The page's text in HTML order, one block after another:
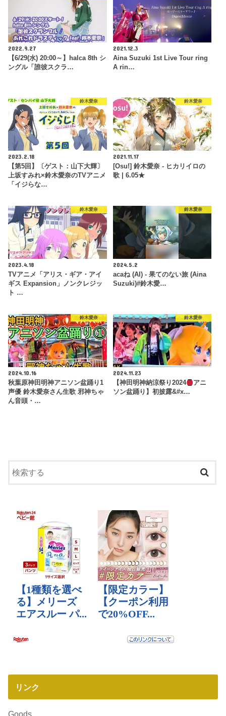
2022.9.27
【6/29(水) 20:00～】halca 8th シ
ングル「誰彼スクラ…
2021.12.3
Aina Suzuki 1st Live Tour ring
A rin…
鈴木愛奈
2023.2.18
【第5回】〔ゲスト：山下大輝〕
上坂すみれ×鈴木愛奈のTVアニメ
「イジらな…
鈴木愛奈
2021.11.17
[Osu!] 鈴木愛奈 - ヒカリイロの
歌 | 6.05★
鈴木愛奈
2023.4.18
TVアニメ「アリス・ギア・アイ
ギス Expansion」ノンクレジッ
ト …
鈴木愛奈
2024.5.2
acaね (AI) - 果てのない旅 (Aina
Suzuki)#鈴木愛…
鈴木愛奈
2024.10.16
秋葉原神田明神アニソン盆踊り1
声優 鈴木愛奈さん生歌 邪神ちゃ
ん音頭・…
鈴木愛奈
2024.11.23
【神田明神納涼祭り2024
アニ
ソン盆踊り】初披露&#x…
リンク
Goods